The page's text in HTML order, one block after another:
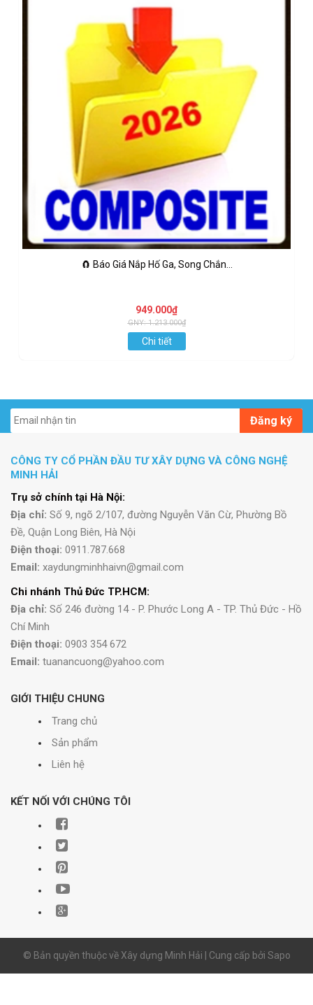
🧲 Báo Giá Nắp Hố Ga, Song Chắn...
949.000₫
GNY: 1.213.000₫
Chi tiết
Đăng ký
CÔNG TY CỔ PHẦN ĐẦU TƯ XÂY DỰNG VÀ CÔNG NGHỆ
MINH HẢI
Trụ sở chính tại Hà Nội:
Địa chỉ: Số 9, ngõ 2/107, đường Nguyễn Văn Cừ, Phường Bồ
Đề, Quận Long Biên, Hà Nội
Điện thoại: 0911.787.668
Email: xaydungminhhaivn@gmail.com
Chi nhánh Thủ Đức TP.HCM:
Địa chỉ: Số 246 đường 14 - P. Phước Long A - TP. Thủ Đức - Hồ
Chí Minh
Điện thoại: 0903 354 672
Email: tuanancuong@yahoo.com
GIỚI THIỆU CHUNG
Trang chủ
Sản phẩm
Liên hệ
KẾT NỐI VỚI CHÚNG TÔI
© Bản quyền thuộc về Xây dựng Minh Hải | Cung cấp bởi Sapo